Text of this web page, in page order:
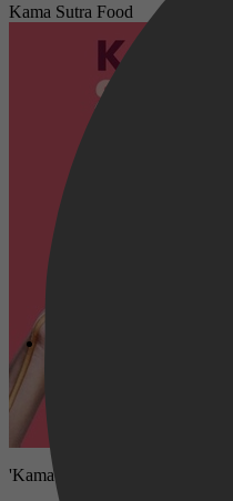
Kama Sutra Food
'Kama Sutra Food' is een